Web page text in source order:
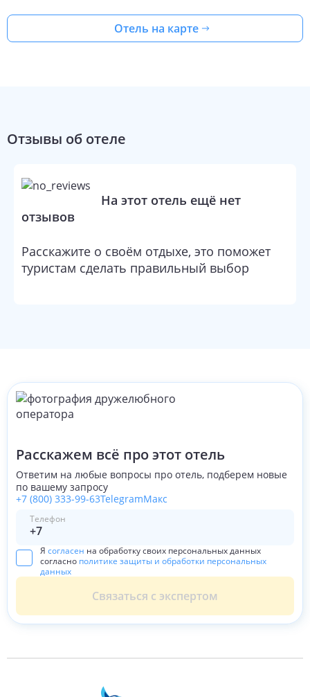
Пользуйтесь платным беспроводным в Интернет на всей
территории. Гостям на автомобиле предоставляется
бесплатная парковка. В отеле сдаются напрокат автомобили
Отель на карте
Отзывы об отеле
На этот отель ещё нет
отзывов
Расскажите о своём отдыхе, это поможет
туристам сделать правильный выбор
Расскажем всё про этот отель
Ответим на любые вопросы про отель, подберем новые
по вашему запросу
+7 (800) 333-99-63TelegramМакс
Телефон
Я согласен на обработку своих персональных данных
согласно политике защиты и обработки персональных
данных
Связаться с экспертом